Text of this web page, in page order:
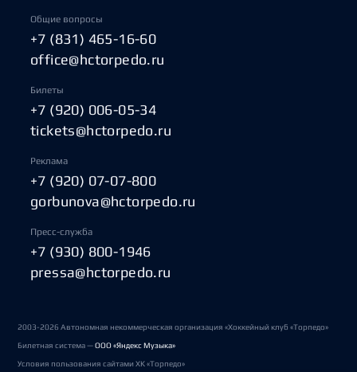
Общие вопросы
+7 (831) 465-16-60
office@hctorpedo.ru
Билеты
+7 (920) 006-05-34
tickets@hctorpedo.ru
Реклама
+7 (920) 07-07-800
gorbunova@hctorpedo.ru
Пресс-служба
+7 (930) 800-1946
pressa@hctorpedo.ru
2003-2026 Автономная некоммерческая организация «Хоккейный клуб «Торпедо»
Билетная система —ООО «Яндекс Музыка»
Условия пользования сайтами ХК «Торпедо»